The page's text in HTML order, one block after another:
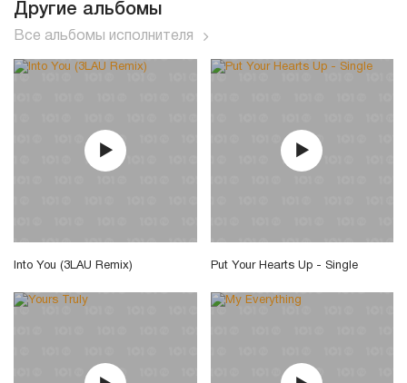
Другие альбомы
Все альбомы исполнителя
Into You (3LAU Remix) Put Your Hearts Up - Single